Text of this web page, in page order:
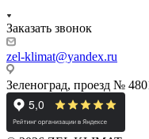
Заказать звонок
zel-klimat@yandex.ru
Зеленоград, проезд №